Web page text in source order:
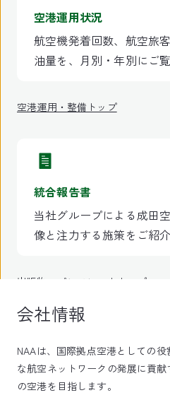
空港運用状況
航空機発着回数、航空旅
油量を、月別・年別にご
空港運用・整備トップ
統合報告書
当社グループによる成田
像と注力する施策をご紹介
出版物・パンフレットトップ
会社情報
NAAは、国際拠点空港としての
な航空ネットワークの発展に貢
の空港を目指します。